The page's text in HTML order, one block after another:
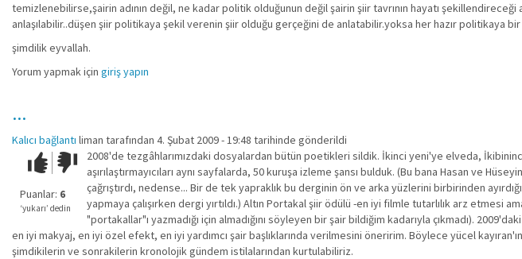
temizlenebilirse,şairin adının değil, ne kadar politik olduğunun değil şairin şiir tavrının hayatı
anlaşılabilir..düşen şiir politikaya şekil verenin şiir olduğu gerçeğini de anlatabilir.yoksa her hazır politikaya bir
şimdilik eyvallah.
Yorum yapmak için giriş yapın
...
Kalıcı bağlantı liman tarafından 4. Şubat 2009 - 19:48 tarihinde gönderildi
Çok iyi!O
kadar
iyi
değil!
Puanlar: 6
‘yukarı’ dedin
2008'de tezgâhlarımızdaki dosyalardan bütün poetikleri sildik. İkinci yeni'ye elveda, İkibininci
aşırılaştırmayıcıları aynı sayfalarda, 50 kuruşa izleme şansı bulduk. (Bu bana Hasan ve
çağrıştırdı, nedense... Bir de tek yapraklık bu derginin ön ve arka yüzlerini birbirinden
yapmaya çalışırken dergi yırtıldı.) Altın Portakal şiir ödülü -en iyi filmle tutarlılık arz etmesi
"portakallar"ı yazmadığı için almadığını söyleyen bir şair bildiğim kadarıyla çıkmadı).
en iyi makyaj, en iyi özel efekt, en iyi yardımcı şair başlıklarında verilmesini öneririm. Böylece yücel
şimdikilerin ve sonrakilerin kronolojik gündem istilalarından kurtulabiliriz.